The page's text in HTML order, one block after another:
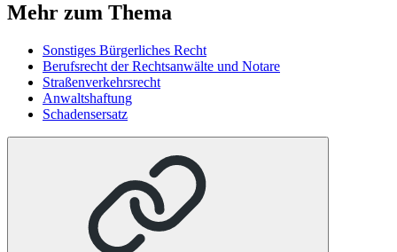
Mehr zum Thema
Sonstiges Bürgerliches Recht
Berufsrecht der Rechtsanwälte und Notare
Straßenverkehrsrecht
Anwaltshaftung
Schadensersatz